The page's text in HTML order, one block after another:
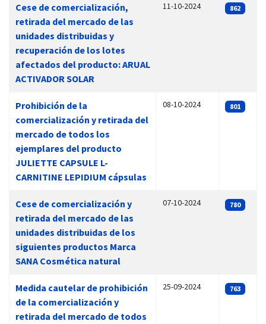
Cese de comercialización,
retirada del mercado de las
unidades distribuidas y
recuperación de los lotes
afectados del producto: ARUAL
ACTIVADOR SOLAR
11-10-2024 862
Prohibición de la
comercialización y retirada del
mercado de todos los
ejemplares del producto
JULIETTE CAPSULE L-
CARNITINE LEPIDIUM cápsulas
08-10-2024 801
Cese de comercialización y
retirada del mercado de las
unidades distribuidas de los
siguientes productos Marca
SANA Cosmética natural
07-10-2024 780
Medida cautelar de prohibición
de la comercialización y
retirada del mercado de todos
25-09-2024 763